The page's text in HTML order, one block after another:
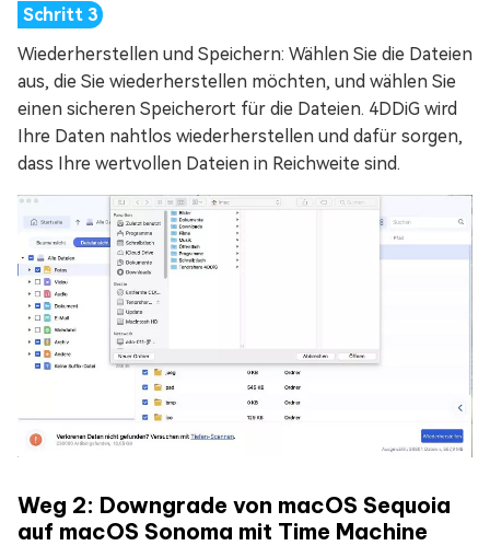
Wiederherstellen und Speichern: Wählen Sie die Dateien
aus, die Sie wiederherstellen möchten, und wählen Sie
einen sicheren Speicherort für die Dateien. 4DDiG wird
Ihre Daten nahtlos wiederherstellen und dafür sorgen,
dass Ihre wertvollen Dateien in Reichweite sind.
Weg 2: Downgrade von macOS Sequoia
auf macOS Sonoma mit Time Machine